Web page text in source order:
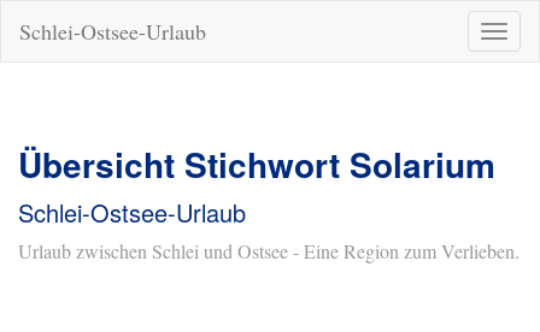
ein-/
Schlei-Ostsee-Urlaub
Übersicht Stichwort Solarium
Schlei-Ostsee-Urlaub
Urlaub zwischen Schlei und Ostsee - Eine Region zum Verlieben.